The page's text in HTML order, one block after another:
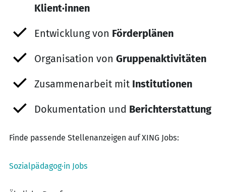
Klient·innen
Entwicklung von Förderplänen
Organisation von Gruppenaktivitäten
Zusammenarbeit mit Institutionen
Dokumentation und Berichterstattung
Finde passende Stellenanzeigen auf XING Jobs:
Sozialpädagog·in Jobs